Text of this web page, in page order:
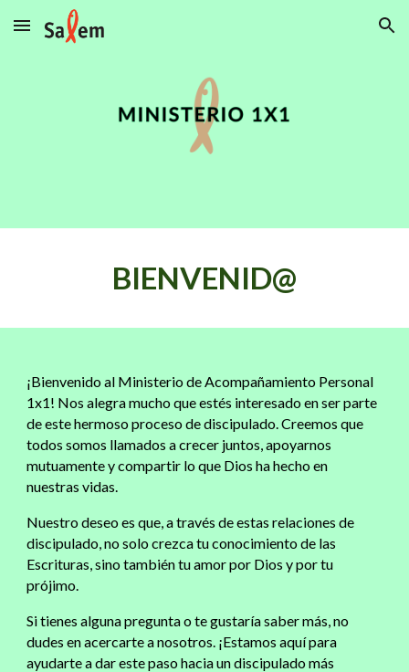
Skip to main content Skip to navigation
BIENVENID@
¡Bienvenido al Ministerio de Acompañamiento Personal
1x1! Nos alegra mucho que estés interesado en ser parte
de este hermoso proceso de discipulado. Creemos que
todos somos llamados a crecer juntos, apoyarnos
mutuamente y compartir lo que Dios ha hecho en
nuestras vidas.
Nuestro deseo es que, a través de estas relaciones de
discipulado, no solo crezca tu conocimiento de las
Escrituras, sino también tu amor por Dios y por tu
prójimo.
Si tienes alguna pregunta o te gustaría saber más, no
dudes en acercarte a nosotros. ¡Estamos aquí para
ayudarte a dar este paso hacia un discipulado más